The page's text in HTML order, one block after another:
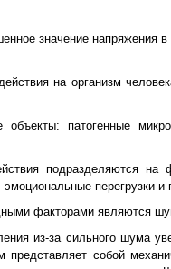
значение напряжения в
на организм
патогенные
подразделяются на
перегрузки и
факторами являются
из-за сильного шума
собой